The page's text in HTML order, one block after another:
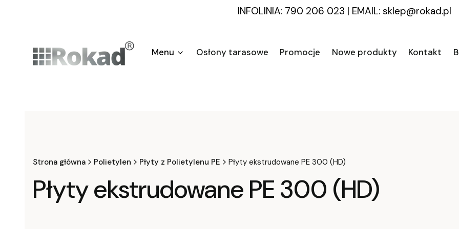
INFOLINIA: 790 206 023 | EMAIL: sklep@rokad.pl
Menu Osłony tarasowe Promocje Nowe produkty Kontakt
Strona główna Polietylen Płyty z Polietylenu PE Płyty ekstrudowane PE 300 (HD)
Płyty ekstrudowane PE 300 (HD)